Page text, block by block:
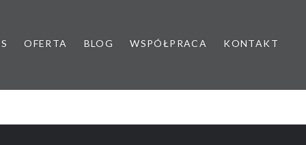
dziecięcy
OFERTA BLOG WSPÓŁPRACA KONTAKT